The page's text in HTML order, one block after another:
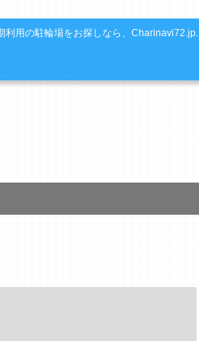
利用の駐輪場をお探しなら、Charinavi72.jp.